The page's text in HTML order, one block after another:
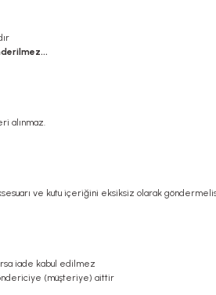
alınmaz.
ve kutu içeriğini eksiksiz olarak
iade kabul edilmez
(müşteriye) aittir